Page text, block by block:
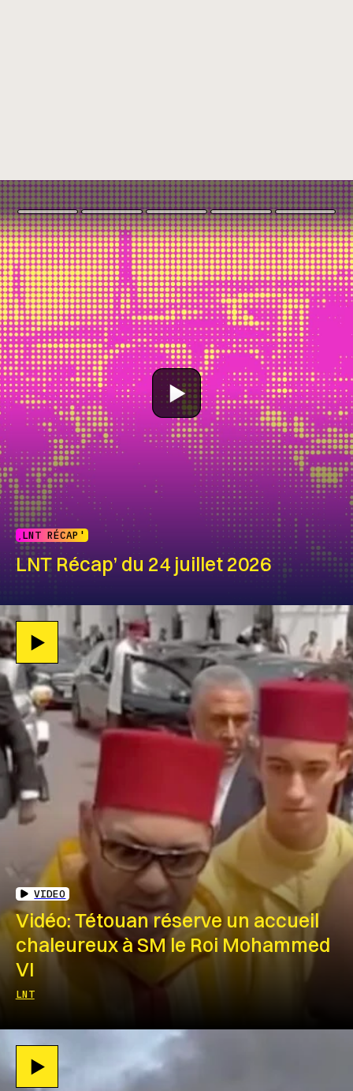
LNT RÉCAP'
LNT Récap’ du 24 juillet 2026
VIDEO
Vidéo: Tétouan réserve un accueil
chaleureux à SM le Roi Mohammed
VI
LNT